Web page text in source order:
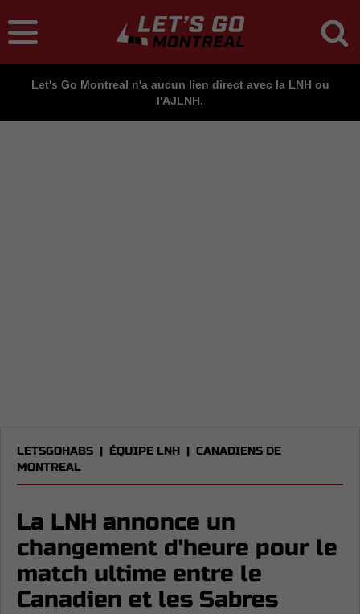
Let's Go Montreal n'a aucun lien direct avec la LNH ou
l'AJLNH.
LETSGOHABS | ÉQUIPE LNH | CANADIENS DE
MONTREAL
La LNH annonce un
changement d'heure pour le
match ultime entre le
Canadien et les Sabres